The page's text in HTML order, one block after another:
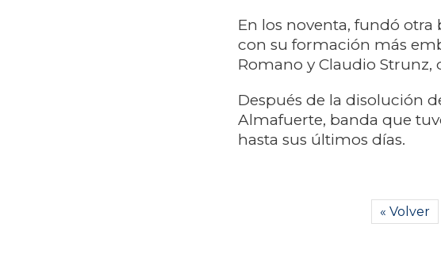
En los noventa, fundó
con su formación más
Romano y Claudio
Después de la disolución
Almafuerte, banda que
hasta sus últimos días.
« Volver